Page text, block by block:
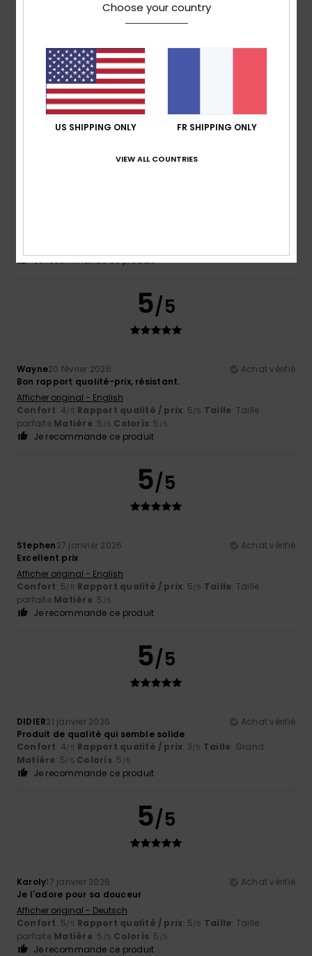
18 mars 2026
Achat vérifié
Article soldé à 70%
Confort: 5/5 Rapport qualité / prix
parfaiteMatière: 5/5 Coloris
Je recommande ce produit
Je recommande ce produit
5/5
Wayne20 février 2026
Achat vérifié
Bon rapport qualité-prix, résistant.
Afficher original - English
Confort: 4/5 Rapport qualité / prix: 5/5 Taille: Taille
parfaite Matière: 5 /5 Coloris: 5 /5
Je recommande ce produit
5/5
Stephen27 janvier 2026
Achat vérifié
Excellent prix
Afficher original - English
Confort: 5/5 Rapport qualité / prix: 5/5 Taille: Taille
parfaite Matière: 5 /5
Je recommande ce produit
5/5
DIDIER21 janvier 2026
Achat vérifié
Produit de qualité qui semble solide
Confort: 4/5 Rapport qualité / prix: 3/5 Taille: Grand
Matière: 5/5 Coloris: 5 /5
Je recommande ce produit
5/5
Karoly17 janvier 2026
Achat vérifié
Je l'adore pour sa douceur
Afficher original - Deutsch
Confort: 5/5 Rapport qualité / prix: 5/5 Taille: Taille
parfaite Matière: 5 /5 Coloris: 5 /5
Je recommande ce produit
Choose your country
US SHIPPING ONLY FR SHIPPING ONLY
VIEW ALL COUNTRIES